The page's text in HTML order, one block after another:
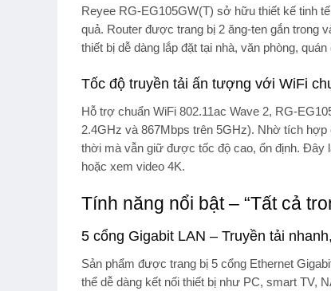
Reyee RG-EG105GW(T) sở hữu thiết kế tinh
quả. Router được trang bị 2 ăng-ten gắn trong
thiết bị dễ dàng lắp đặt tại nhà, văn phòng,
Tốc độ truyền tải ấn tượng với WiFi
Hỗ trợ chuẩn WiFi 802.11ac Wave 2, RG-
2.4GHz và 867Mbps trên 5GHz). Nhờ tích hợp
thời mà vẫn giữ được tốc độ cao, ổn định.
hoặc xem video 4K.
Tính năng nổi bật – “Tất cả
5 cổng Gigabit LAN – Truyền tải
Sản phẩm được trang bị 5 cổng Ethernet
thể dễ dàng kết nối thiết bị như PC, smart TV,